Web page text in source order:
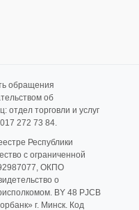
обращения
об
отдел торговли и услуг
272 73 84.
Республики
с ограниченной
ОКПО
о
BY 48 PJCB
г. Минск. Код